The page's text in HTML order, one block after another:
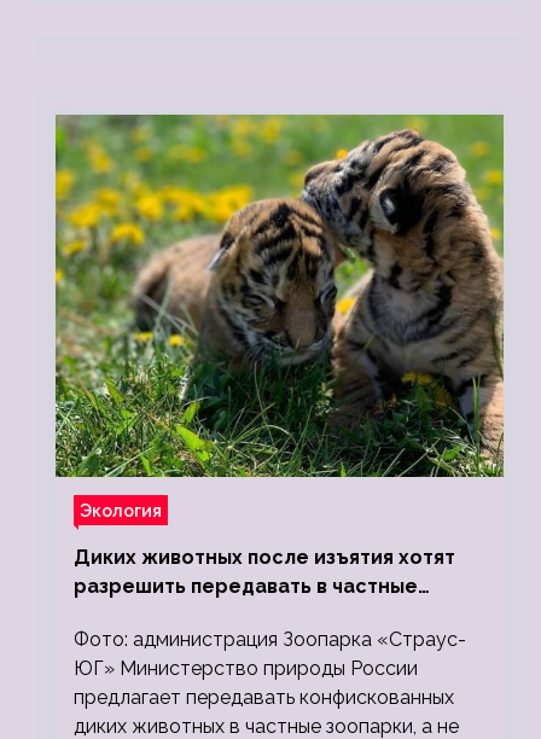
Экология
Диких животных после изъятия хотят
разрешить передавать в частные
Фото: администрация Зоопарка «Страус-
ЮГ» Министерство природы России
предлагает передавать конфискованных
диких животных в частные зоопарки, а не